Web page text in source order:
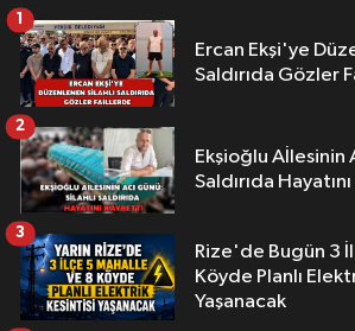
Ercan Ekşi'ye Düzenlenen Silahlı
Saldırıda Gözler
1
Ekşioğlu Aİlesinin
Saldırıda
2
Rize'de Bugün 3
Köyde Planlı
Yaşanacak
3